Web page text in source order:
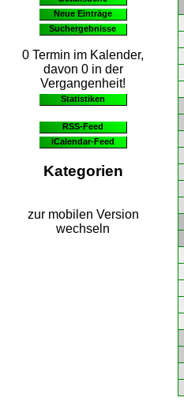
Neue Einträge
Suchergebnisse
0 Termin im Kalender,
davon 0 in der
Vergangenheit!
Statistiken
RSS-Feed
iCalendar-Feed
Kategorien
zur mobilen Version
wechseln